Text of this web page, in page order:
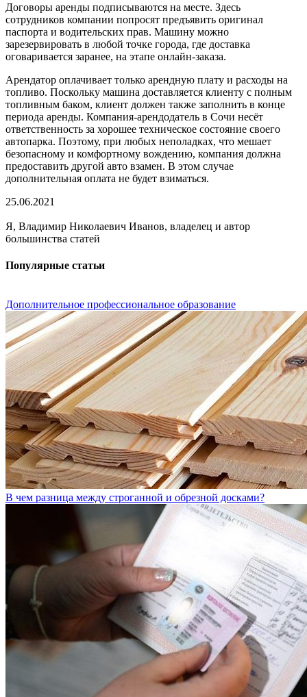
Договоры аренды подписываются на месте. Здесь
сотрудников компании попросят предъявить оригинал
паспорта и водительских прав. Машину можно
зарезервировать в любой точке города, где доставка
оговаривается заранее, на этапе онлайн-заказа.
Арендатор оплачивает только арендную плату и расходы на
топливо. Поскольку машина доставляется клиенту с полным
топливным баком, клиент должен также заполнить в конце
периода аренды. Компания-арендодатель в Сочи несёт
ответственность за хорошее техническое состояние своего
автопарка. Поэтому, при любых неполадках, что мешает
безопасному и комфортному вождению, компания должна
предоставить другой авто взамен. В этом случае
дополнительная оплата не будет взиматься.
25.06.2021
Я, Владимир Николаевич Иванов, владелец и автор
большинства статей
Популярные статьи
Дополнительное профессиональное образование
В чем разница между строганной и обрезной досками?